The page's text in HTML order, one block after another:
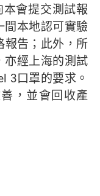
本會提交測試報
間本地認可實驗
報告；此外，所
亦經上海的測試
3口罩的要求。
，並會回收產